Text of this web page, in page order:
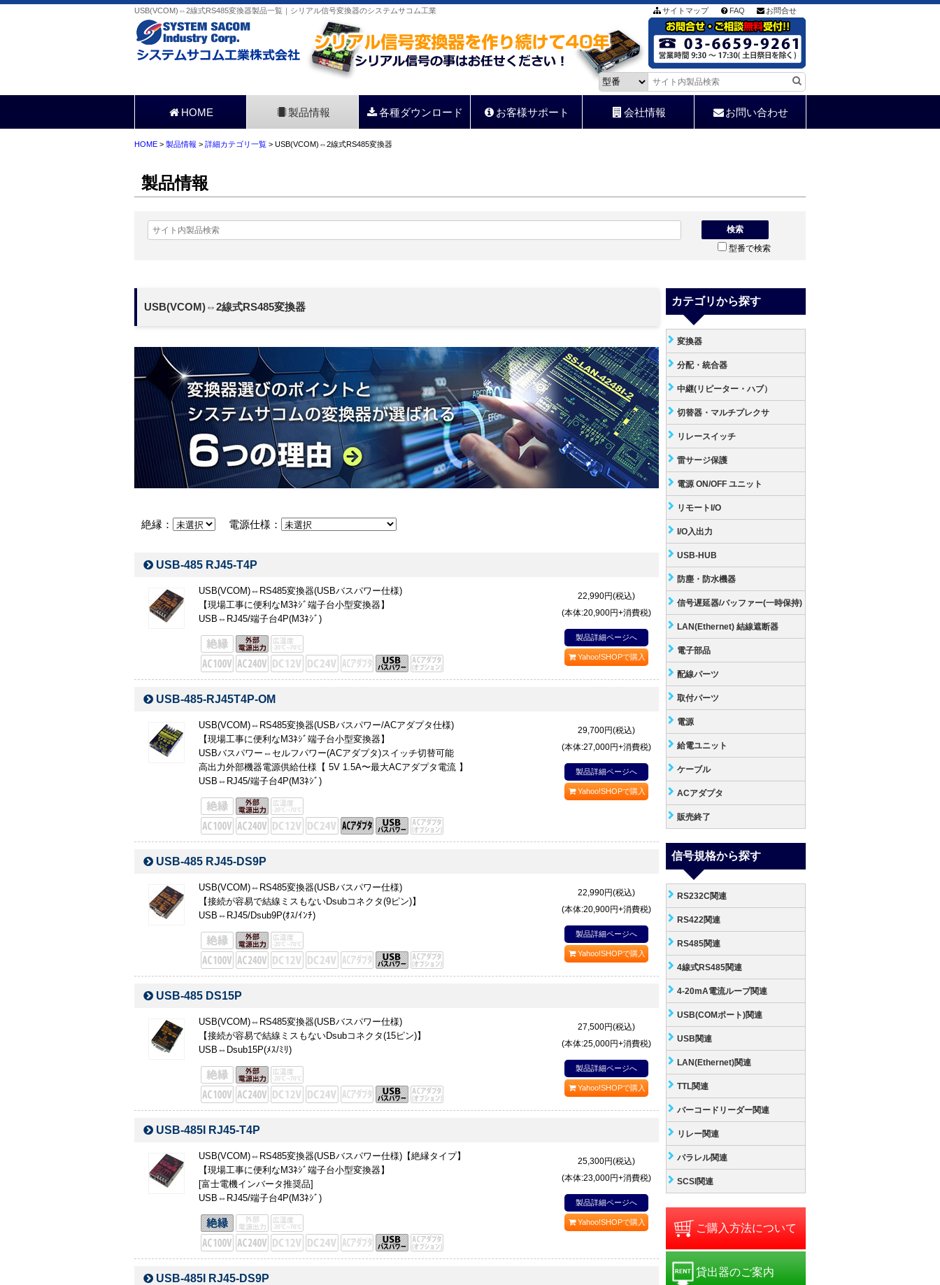
USB(VCOM)⇔2線式RS485変換器製品一覧｜シリアル信号変換器のシステムサコム工業 サイトマップ FAQ お問合せ
HOME 製品情報 各種ダウンロード お客様サポート 会社情報 お問い合わせ
HOME > 製品情報 > 詳細カテゴリ一覧 > USB(VCOM)⇔2線式RS485変換器
製品情報
検索
型番で検索
USB(VCOM)⇔2線式RS485変換器
絶縁： 電源仕様：
USB-485 RJ45-T4P
USB(VCOM)⇔RS485変換器(USBバスパワー仕様)
【現場工事に便利なM3ﾈｼﾞ端子台小型変換器】
USB⇔RJ45/端子台4P(M3ﾈｼﾞ)
22,990円(税込)
(本体:20,900円+消費税)
製品詳細ページへ
Yahoo!SHOPで購入
USB-485-RJ45T4P-OM
USB(VCOM)⇔RS485変換器(USBバスパワー/ACアダプタ仕様)
【現場工事に便利なM3ﾈｼﾞ端子台小型変換器】
USBバスパワー⇔セルフパワー(ACアダプタ)スイッチ切替可能
高出力外部機器電源供給仕様【 5V 1.5A〜最大ACアダプタ電流 】
USB⇔RJ45/端子台4P(M3ﾈｼﾞ)
29,700円(税込)
(本体:27,000円+消費税)
製品詳細ページへ
Yahoo!SHOPで購入
USB-485 RJ45-DS9P
USB(VCOM)⇔RS485変換器(USBバスパワー仕様)
【接続が容易で結線ミスもないDsubコネクタ(9ピン)】
USB⇔RJ45/Dsub9P(ｵｽ/ｲﾝﾁ)
22,990円(税込)
(本体:20,900円+消費税)
製品詳細ページへ
Yahoo!SHOPで購入
USB-485 DS15P
USB(VCOM)⇔RS485変換器(USBバスパワー仕様)
【接続が容易で結線ミスもないDsubコネクタ(15ピン)】
USB⇔Dsub15P(ﾒｽ/ﾐﾘ)
27,500円(税込)
(本体:25,000円+消費税)
製品詳細ページへ
Yahoo!SHOPで購入
USB-485I RJ45-T4P
USB(VCOM)⇔RS485変換器(USBバスパワー仕様)【絶縁タイプ】
【現場工事に便利なM3ﾈｼﾞ端子台小型変換器】
[富士電機インバータ推奨品]
USB⇔RJ45/端子台4P(M3ﾈｼﾞ)
25,300円(税込)
(本体:23,000円+消費税)
製品詳細ページへ
Yahoo!SHOPで購入
USB-485I RJ45-DS9P
カテゴリから探す
変換器
分配・統合器
中継(リピーター・ハブ）
切替器・マルチプレクサ
リレースイッチ
雷サージ保護
電源 ON/OFF ユニット
リモートI/O
I/O入出力
USB-HUB
防塵・防水機器
信号遅延器/バッファー(一時保持)
LAN(Ethernet) 結線遮断器
電子部品
配線パーツ
取付パーツ
電源
給電ユニット
ケーブル
ACアダプタ
販売終了
信号規格から探す
RS232C関連
RS422関連
RS485関連
4線式RS485関連
4-20mA電流ループ関連
USB(COMポート)関連
USB関連
LAN(Ethernet)関連
TTL関連
バーコードリーダー関連
リレー関連
パラレル関連
SCSI関連
ご購入方法について
貸出器のご案内